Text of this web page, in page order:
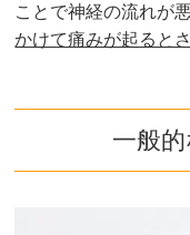
ことで神経の流れが
かけて痛みが起ると
一般